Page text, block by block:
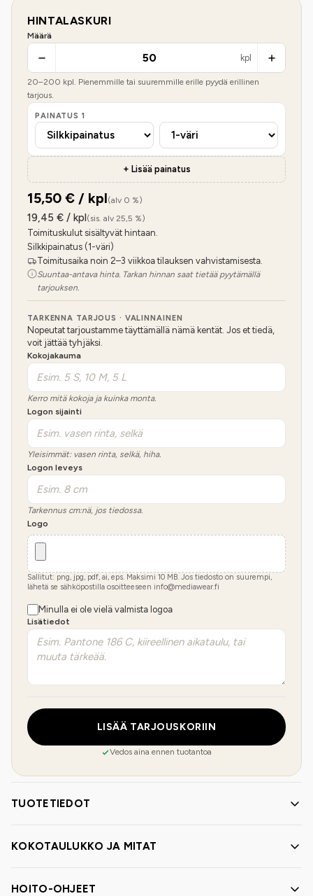
HINTALASKURI
Määrä
kpl
20–200 kpl. Pienemmille tai suuremmille erille pyydä erillinen
tarjous.
PAINATUS 1
+ Lisää painatus
15,50 € / kpl(alv 0 %)
19,45 € / kpl(sis. alv 25,5 %)
Toimituskulut sisältyvät hintaan.
Silkkipainatus (1-väri)
Toimitusaika noin 2–3 viikkoa tilauksen vahvistamisesta.
Suuntaa-antava hinta. Tarkan hinnan saat tietää pyytämällä
tarjouksen.
TARKENNA TARJOUS · VALINNAINEN
Nopeutat tarjoustamme täyttämällä nämä kentät. Jos et tiedä,
voit jättää tyhjäksi.
Kokojakauma
Kerro mitä kokoja ja kuinka monta.
Logon sijainti
Yleisimmät: vasen rinta, selkä, hiha.
Logon leveys
Tarkennus cm:nä, jos tiedossa.
Logo
Sallitut: png, jpg, pdf, ai, eps. Maksimi 10 MB. Jos tiedosto on suurempi,
lähetä se sähköpostilla osoitteeseen info@mediawear.fi
Minulla ei ole vielä valmista logoa
Lisätiedot
LISÄÄ TARJOUSKORIIN
Vedos aina ennen tuotantoa
TUOTETIEDOT
KOKOTAULUKKO JA MITAT
HOITO-OHJEET